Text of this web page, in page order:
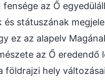
az Ő
státuszának
ez az alapelv
az Ő eredendő
földrajzi hely